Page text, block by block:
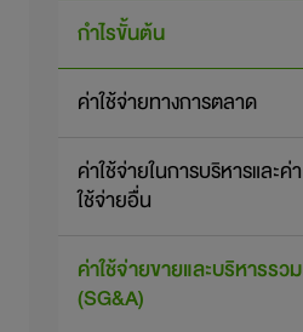
กำไรขั้นต้น
ค่าใช้จ่ายทางการตลาด
ค่าใช้จ่ายในการบริหารและค่า
ใช้จ่ายอื่น
ค่าใช้จ่ายขายและบริหารรวม
(SG&A)